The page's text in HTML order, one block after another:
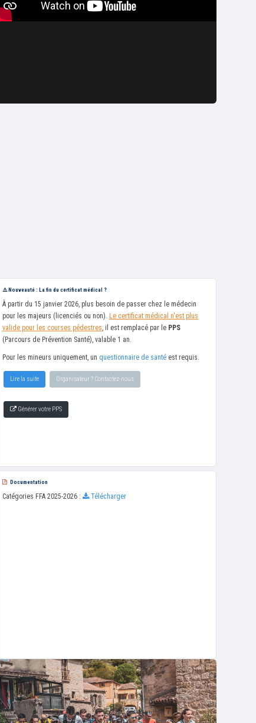
⚠️ Nouveauté : La fin du certificat médical ?
À partir du 15 janvier 2026, plus besoin de passer chez le médecin
pour les majeurs (licenciés ou non). Le certificat médical n'est plus
valide pour les courses pédestres, il est remplacé par le PPS
(Parcours de Prévention Santé), valable 1 an.
Pour les mineurs uniquement, un questionnaire de santéest requis.
Lire la suite Organisateur ? Contactez-nous
Générer votre PPS
Documentation
Catégories FFA 2025-2026 : Télécharger